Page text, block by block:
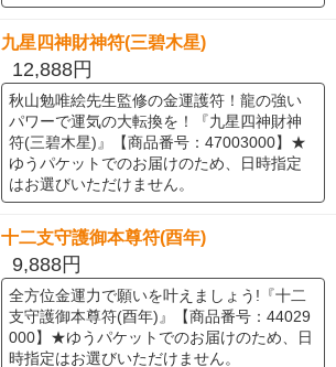
九星四神財神符(三碧木星)
12,888円
秋山勉唯絵先生監修の金運護符！龍の強い
パワーで運気の大転換を！『九星四神財神
符(三碧木星)』【商品番号：47003000】★
ゆうパケットでのお届けのため、日時指定
はお選びいただけません。
十二支守護御本尊符(酉年)
9,888円
全方位金運力で願いを叶えましょう!『十二
支守護御本尊符(酉年)』【商品番号：44029
000】★ゆうパケットでのお届けのため、日
時指定はお選びいただけません。